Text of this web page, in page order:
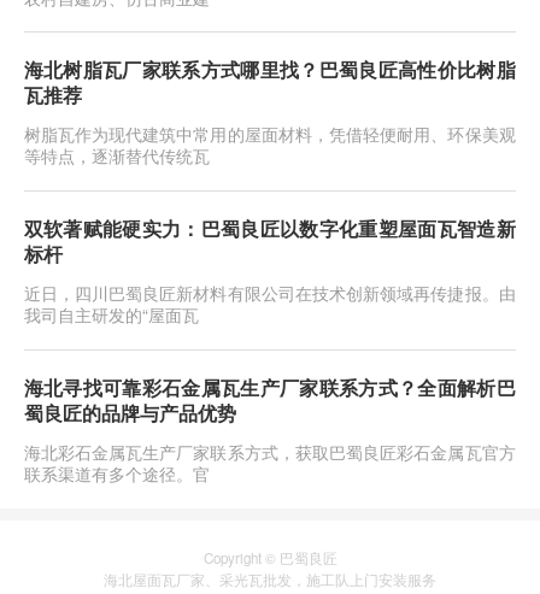
海北树脂瓦厂家联系方式哪里找？巴蜀良匠高性价比树脂
瓦推荐
树脂瓦作为现代建筑中常用的屋面材料，凭借轻便耐用、环保美观
等特点，逐渐替代传统瓦
双软著赋能硬实力：巴蜀良匠以数字化重塑屋面瓦智造新
标杆
近日，四川巴蜀良匠新材料有限公司在技术创新领域再传捷报。由
我司自主研发的“屋面瓦
海北寻找可靠彩石金属瓦生产厂家联系方式？全面解析巴
蜀良匠的品牌与产品优势
海北彩石金属瓦生产厂家联系方式，获取巴蜀良匠彩石金属瓦官方
联系渠道有多个途径。官
Copyright © 巴蜀良匠
海北屋面瓦厂家 采光瓦批发，施工队上门安装服务